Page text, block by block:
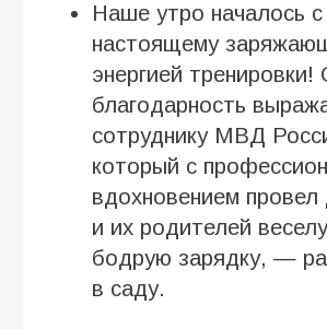
Наше утро началось с
настоящему
энергией
благодарность
сотруднику МВД
который с
вдохновением провел
и их родителей
бодрую зарядку, —
в саду.